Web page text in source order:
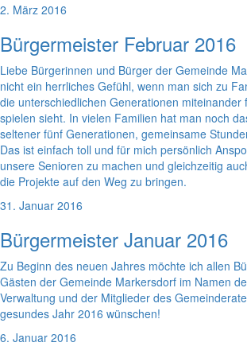
2. März 2016
Bürgermeister Februar 2016
Liebe Bürgerinnen und Bürger der Gemeinde
nicht ein herrliches Gefühl, wenn man sich zu
die unterschiedlichen Generationen miteinander
spielen sieht. In vielen Familien hat man noch
seltener fünf Generationen, gemeinsame
Das ist einfach toll und für mich persönlich
unsere Senioren zu machen und gleichzeitig
die Projekte auf den Weg zu bringen.
31. Januar 2016
Bürgermeister Januar 2016
Zu Beginn des neuen Jahres möchte ich allen
Gästen der Gemeinde Markersdorf im Namen
Verwaltung und der Mitglieder des
gesundes Jahr 2016 wünschen!
6. Januar 2016